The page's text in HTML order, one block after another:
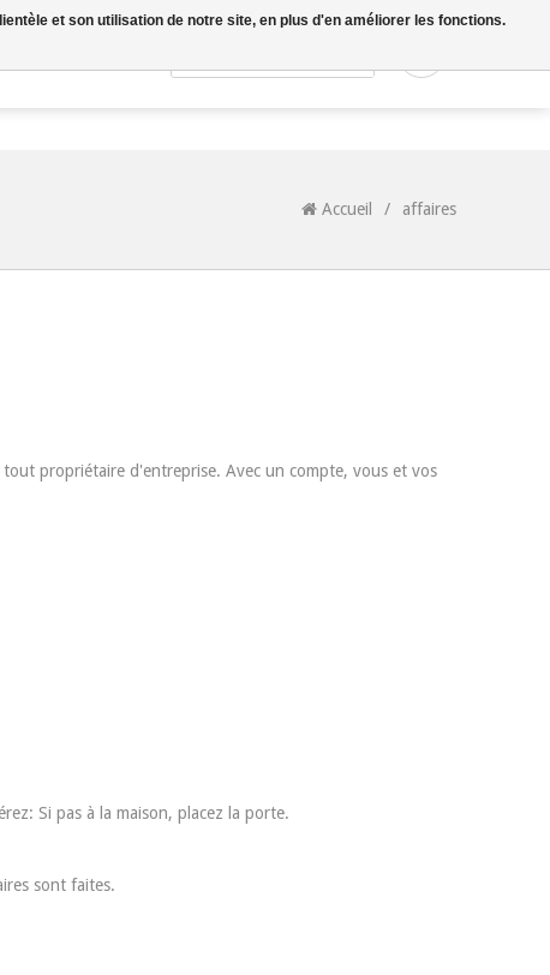
0
Accueil / affaires
propriétaire d'entreprise. Avec un compte, vous et vos
Si pas à la maison, placez la porte.
sont faites.
et son utilisation de notre site, en plus d'en améliorer les fonctions.